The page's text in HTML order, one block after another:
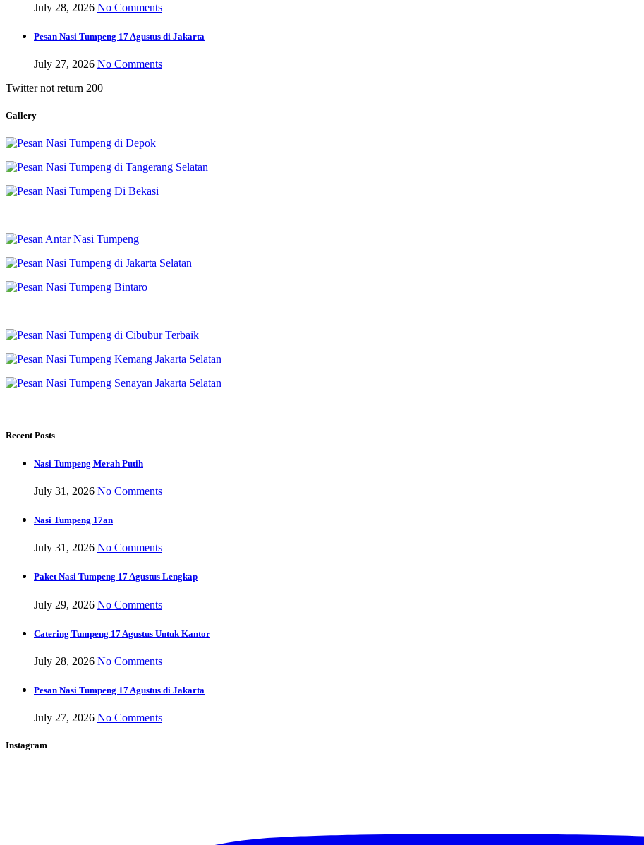
July 28, 2026 No Comments
Pesan Nasi Tumpeng 17 Agustus di Jakarta
July 27, 2026 No Comments
Twitter not return 200
Gallery
Recent Posts
Nasi Tumpeng Merah Putih
July 31, 2026 No Comments
Nasi Tumpeng 17an
July 31, 2026 No Comments
Paket Nasi Tumpeng 17 Agustus Lengkap
July 29, 2026 No Comments
Catering Tumpeng 17 Agustus Untuk Kantor
July 28, 2026 No Comments
Pesan Nasi Tumpeng 17 Agustus di Jakarta
July 27, 2026 No Comments
Instagram